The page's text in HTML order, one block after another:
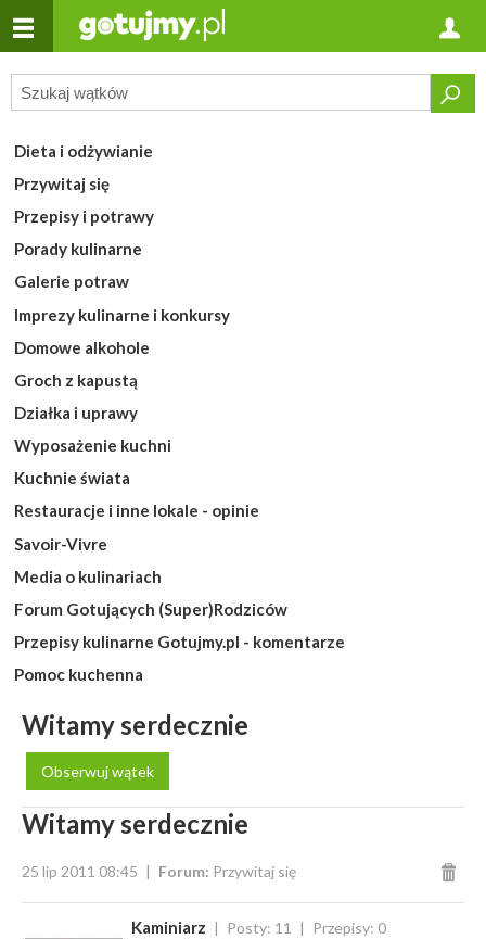
Dieta i odżywianie
Przywitaj się
Przepisy i potrawy
Porady kulinarne
Galerie potraw
Imprezy kulinarne i konkursy
Domowe alkohole
Groch z kapustą
Działka i uprawy
Wyposażenie kuchni
Kuchnie świata
Restauracje i inne lokale - opinie
Savoir-Vivre
Media o kulinariach
Forum Gotujących (Super)Rodziców
Przepisy kulinarne Gotujmy.pl - komentarze
Pomoc kuchenna
Witamy serdecznie
Obserwuj wątek
Witamy serdecznie
25 lip 2011 08:45 Forum: Przywitaj się
Kaminiarz Posty: 11
Przepisy: 0